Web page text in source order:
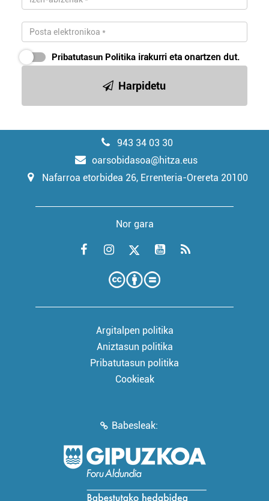
Pribatutasun Politika irakurri eta onartzen dut.
Harpidetu
943 34 03 30
oarsobidasoa@hitza.eus
Nafarroa etorbidea 26, Errenteria-Orereta 20100
Nor gara
Argitalpen politika
Aniztasun politika
Pribatutasun politika
Cookieak
Babesleak: